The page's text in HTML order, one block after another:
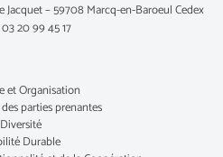
Jacquet – 59708 Marcq-en-Baroeul Cedex
20 99 45 17
et Organisation
parties prenantes
Diversité
Durable